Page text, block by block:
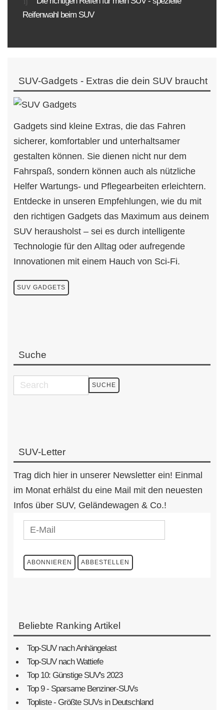
Reifenwahl beim SUV
SUV-Gadgets - Extras die dein SUV braucht
Gadgets sind kleine Extras, die das Fahren
sicherer, komfortabler und unterhaltsamer
gestalten können. Sie dienen nicht nur dem
Fahrspaß, sondern können auch als nützliche
Helfer Wartungs- und Pflegearbeiten erleichtern.
Entdecke in unseren Empfehlungen, wie du mit
den richtigen Gadgets das Maximum aus deinem
SUV herausholst – sei es durch intelligente
Technologie für den Alltag oder aufregende
Innovationen mit einem Hauch von Sci-Fi.
SUV GADGETS
Suche
SUV-Letter
Trag dich hier in unserer Newsletter ein! Einmal
im Monat erhälst du eine Mail mit den neuesten
Infos über SUV, Geländewagen & Co.!
Beliebte Ranking Artikel
Top-SUV nach Anhängelast
Top-SUV nach Wattiefe
Top 10: Günstige SUV's 2023
Top 9 - Sparsame Benziner-SUVs
Topliste - Größte SUVs in Deutschland